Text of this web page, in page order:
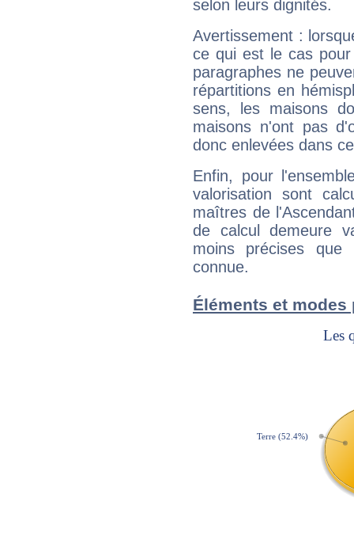
selon leurs dignités.
Avertissement :
ce qui est le cas
paragraphes ne
répartitions en
sens, les maisons
maisons n'ont pas
donc enlevées dans
Enfin, pour
valorisation sont
maîtres de
de calcul demeure
moins précises que
connue.
Éléments et modes